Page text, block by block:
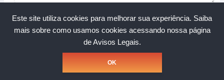
Este site utiliza cookies para melhorar sua experiência. Saiba
mais sobre como usamos cookies acessando nossa página
de Avisos Legais.
OK